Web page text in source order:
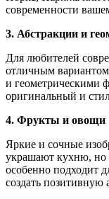
современности
3. Абстракции и
Для любителей
отличным
и геометрическими
оригинальный и
4. Фрукты и овощи
Яркие и сочные
украшают кухню, но
особенно подходит
создать позитивную